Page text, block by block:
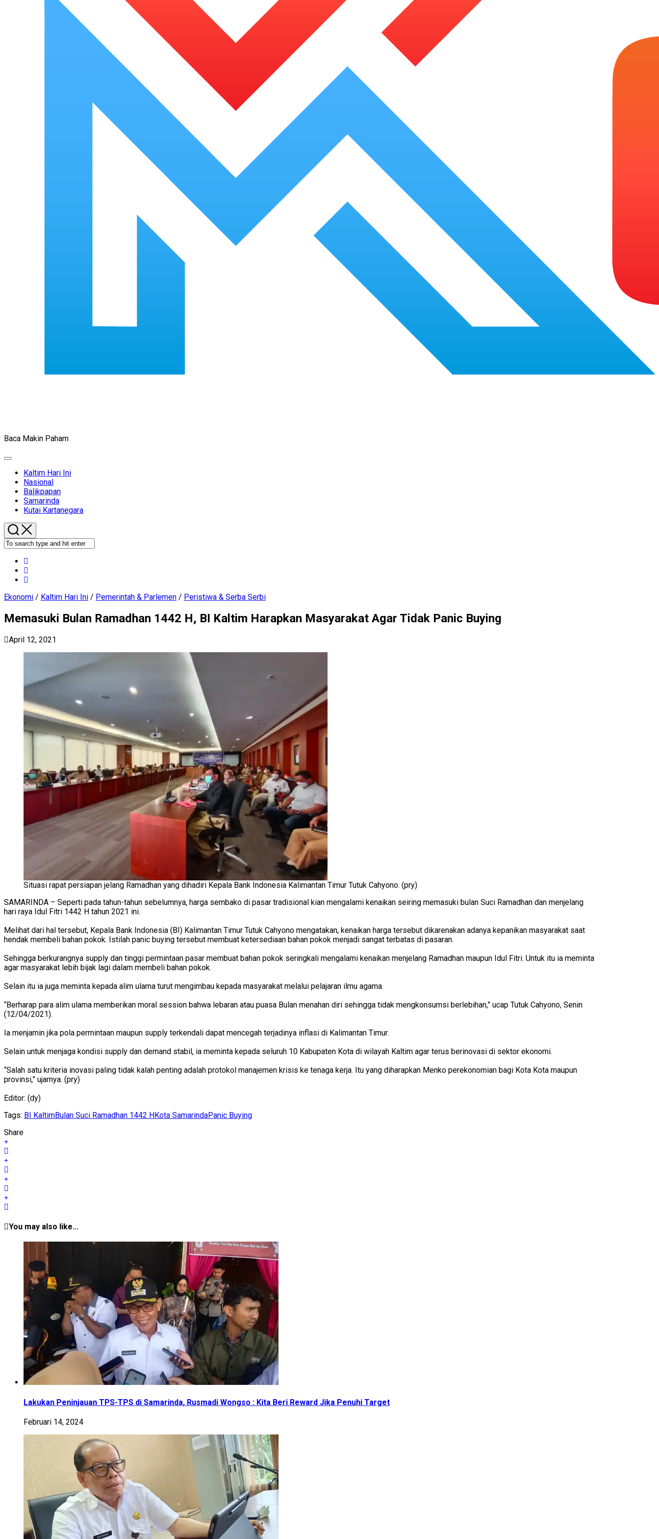
Baca Makin Paham
Expand
Current
Page
Parent
Kaltim Hari Ini
Nasional
Balikpapan
Samarinda
Kutai Kartanegara
Ekonomi / Kaltim Hari Ini / Pemerintah & Parlemen / Peristiwa & Serba Serbi
Memasuki Bulan Ramadhan 1442 H, BI Kaltim Harapkan Masyarakat Agar Tidak Panic Buying
April 12, 2021
Situasi rapat persiapan jelang Ramadhan yang dihadiri Kepala Bank Indonesia Kalimantan Timur Tutuk Cahyono. (pry)
SAMARINDA – Seperti pada tahun-tahun sebelumnya, harga sembako di pasar tradisional kian mengalami kenaikan seiring memasuki bulan Suci Ramadhan dan menjelang
hari raya Idul Fitri 1442 H tahun 2021 ini.
Melihat dari hal tersebut, Kepala Bank Indonesia (BI) Kalimantan Timur Tutuk Cahyono mengatakan, kenaikan harga tersebut dikarenakan adanya kepanikan masyarakat saat
hendak membeli bahan pokok. Istilah panic buying tersebut membuat ketersediaan bahan pokok menjadi sangat terbatas di pasaran.
Sehingga berkurangnya supply dan tinggi permintaan pasar membuat bahan pokok seringkali mengalami kenaikan menjelang Ramadhan maupun Idul Fitri. Untuk itu ia meminta
agar masyarakat lebih bijak lagi dalam membeli bahan pokok.
Selain itu ia juga meminta kepada alim ulama turut mengimbau kepada masyarakat melalui pelajaran ilmu agama.
“Berharap para alim ulama memberikan moral session bahwa lebaran atau puasa Bulan menahan diri sehingga tidak mengkonsumsi berlebihan,” ucap Tutuk Cahyono, Senin
(12/04/2021).
Ia menjamin jika pola permintaan maupun supply terkendali dapat mencegah terjadinya inflasi di Kalimantan Timur.
Selain untuk menjaga kondisi supply dan demand stabil, ia meminta kepada seluruh 10 Kabupaten Kota di wilayah Kaltim agar terus berinovasi di sektor ekonomi.
“Salah satu kriteria inovasi paling tidak kalah penting adalah protokol manajemen krisis ke tenaga kerja. Itu yang diharapkan Menko perekonomian bagi Kota Kota maupun
provinsi,” ujarnya. (pry)
Editor: (dy)
Tags: BI KaltimBulan Suci Ramadhan 1442 HKota SamarindaPanic Buying
Share
You may also like...
Lakukan Peninjauan TPS-TPS di Samarinda, Rusmadi Wongso : Kita Beri Reward Jika Penuhi Target
Februari 14, 2024